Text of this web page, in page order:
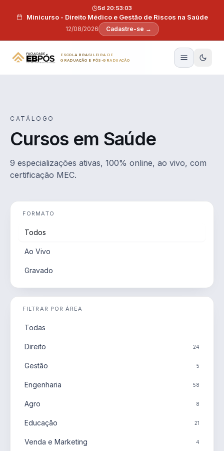
Minicurso - Direito Médico e Gestão de Riscos na Saúde
12/08/2026
5d 20:53:03
Cadastre-se →
ESCOLA BRASILEIRA DE
GRADUAÇÃO E PÓS-GRADUAÇÃO
CATÁLOGO
Cursos em Saúde
9 especializações ativas, 100% online, ao vivo, com
certificação MEC.
FORMATO
Todos
Ao Vivo
Gravado
FILTRAR POR ÁREA
Todas
Direito 24
Gestão 5
Engenharia 58
Agro 8
Educação 21
Venda e Marketing 4